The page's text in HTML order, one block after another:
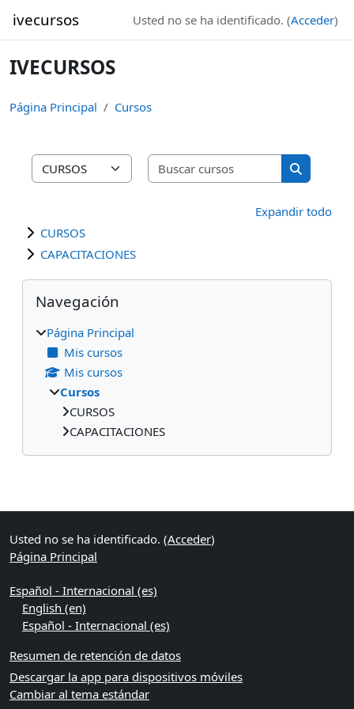
ivecursos Usted no se ha identificado. (Acceder)
IVECURSOS
Página Principal Cursos
Categorías
Buscar
Buscar
Expandir todo
CURSOS
CAPACITACIONES
Bloques
Salta Navegación
Navegación
Página Principal
Mis cursos
Mis cursos
Cursos
CURSOS
CAPACITACIONES
Usted no se ha identificado. (Acceder)
Página Principal
Español - Internacional ‎(es)‎
English ‎(en)‎
Español - Internacional ‎(es)‎
Resumen de retención de datos
Descargar la app para dispositivos móviles
Cambiar al tema estándar